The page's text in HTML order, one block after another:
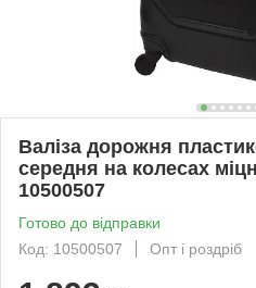
Валіза дорожня
середня на колесах
10500507
Готово до відправки
Код: 10500507
Опт і роздріб